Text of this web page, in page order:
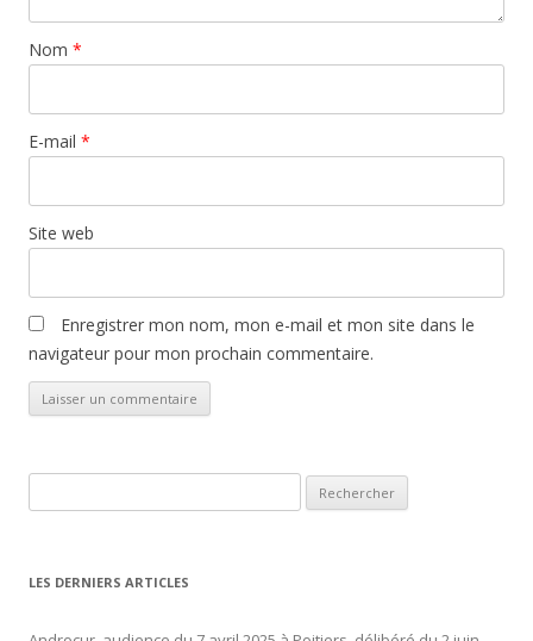
Nom *
E-mail *
Site web
Enregistrer mon nom, mon e-mail et mon site dans le
navigateur pour mon prochain commentaire.
LES DERNIERS ARTICLES